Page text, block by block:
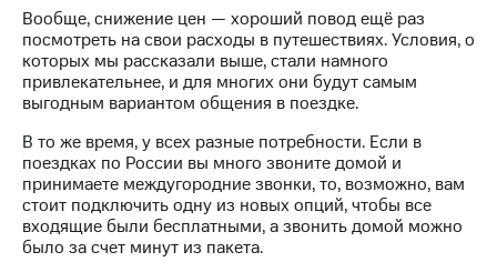
доступ
к геолокации
Кино,
музыка,
и не
только
Безопасность
Финансы
КИОН
Музыка
КИОН
Строки
Live
Гудок
Мой
МТС
Вообще, снижение цен — хороший повод ещё раз
посмотреть на свои расходы в путешествиях. Условия, о
которых мы рассказали выше, стали намного
привлекательнее, и для многих они будут самым
выгодным вариантом общения в поездке.
В то же время, у всех разные потребности. Если в
поездках по России вы много звоните домой и
принимаете междугородние звонки, то, возможно, вам
стоит подключить одну из новых опций, чтобы все
входящие были бесплатными, а звонить домой можно
было за счет минут из пакета.